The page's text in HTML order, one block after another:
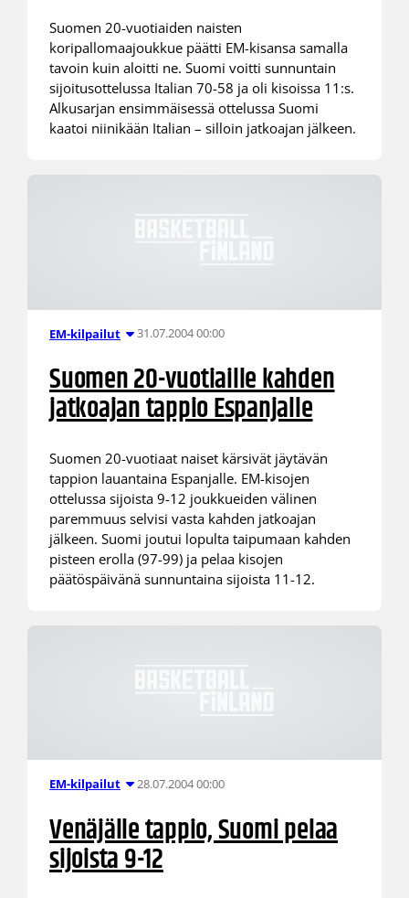
Suomen 20-vuotiaiden naisten
koripallomaajoukkue päätti EM-kisansa samalla
tavoin kuin aloitti ne. Suomi voitti sunnuntain
sijoitusottelussa Italian 70-58 ja oli kisoissa 11:s.
Alkusarjan ensimmäisessä ottelussa Suomi
kaatoi niinikään Italian – silloin jatkoajan jälkeen.
EM-kilpailut 31.07.2004 00:00
Suomen 20-vuotiaille kahden
jatkoajan tappio Espanjalle
Suomen 20-vuotiaat naiset kärsivät jäytävän
tappion lauantaina Espanjalle. EM-kisojen
ottelussa sijoista 9-12 joukkueiden välinen
paremmuus selvisi vasta kahden jatkoajan
jälkeen. Suomi joutui lopulta taipumaan kahden
pisteen erolla (97-99) ja pelaa kisojen
päätöspäivänä sunnuntaina sijoista 11-12.
EM-kilpailut 28.07.2004 00:00
Venäjälle tappio, Suomi pelaa
sijoista 9-12